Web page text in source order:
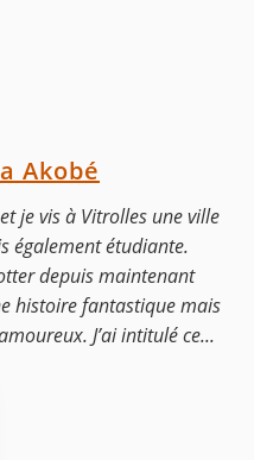
Akobé
je vis à Vitrolles une ville
également étudiante.
depuis maintenant
histoire fantastique mais
J’ai intitulé ce...